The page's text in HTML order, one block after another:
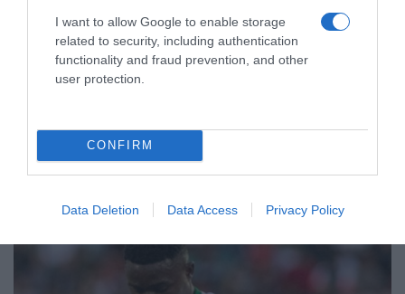
I want to allow Google to enable storage
related to security, including authentication
functionality and fraud prevention, and other
user protection.
CONFIRM
Data Deletion Data Access Privacy Policy
Παγκόσμιο Κ20: Ασημένιο μετάλλιο
στο μήκος για την Έβελυν
Μητροπούλου – Το άλμα των 6,44
Η αθλήτρια κατέκτησε το πρώτο ελληνικό μετάλλιο στο
μήκος στην ιστορία της διοργάνωσης στις γυναίκες